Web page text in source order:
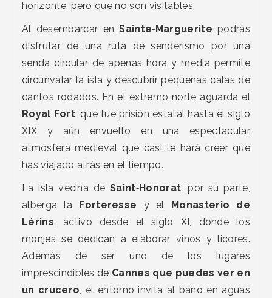
horizonte, pero que no son visitables.
Al desembarcar enSainte‑Marguerite podrás
disfrutar de una ruta de senderismo por una
senda circular de apenas hora y media permite
circunvalar la isla y descubrir pequeñas calas de
cantos rodados. En el extremo norte aguarda el
Royal Fort, que fue prisión estatal hasta el siglo
XIX y aún envuelto en una espectacular
atmósfera medieval que casi te hará creer que
has viajado atrás en el tiempo.
La isla vecina deSaint‑Honorat , por su parte,
alberga la Forteresse y el Monasterio de
Lérins , activo desde el siglo XI, donde los
monjes se dedican a elaborar vinos y licores.
Además de ser uno de los lugares
imprescindibles de Cannes que puedes ver en
un crucero , el entorno invita al baño en aguas